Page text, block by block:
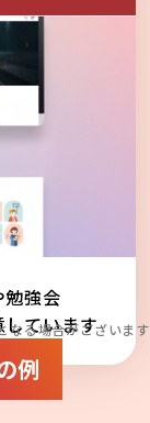
強会
ています
なる場合がございます
例